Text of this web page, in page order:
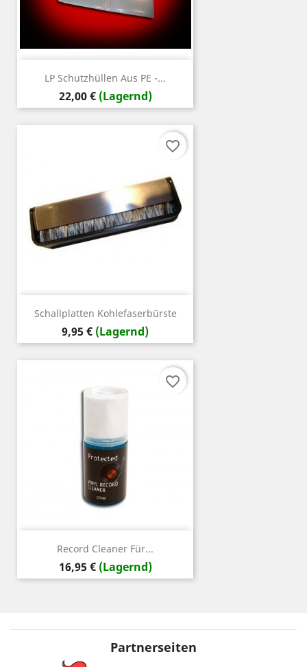
LP Schutzhüllen Aus PE -...
Preis
22,00 € (Lagernd)
Schallplatten Kohlefaserbürste
Preis
9,95 € (Lagernd)
favorite_border
Record Cleaner Für...
Preis
16,95 € (Lagernd)
favorite_border
Partnerseiten